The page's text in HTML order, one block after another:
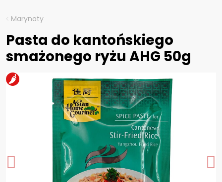
Marynaty
Pasta do kantońskiego
smażonego ryżu AHG 50g